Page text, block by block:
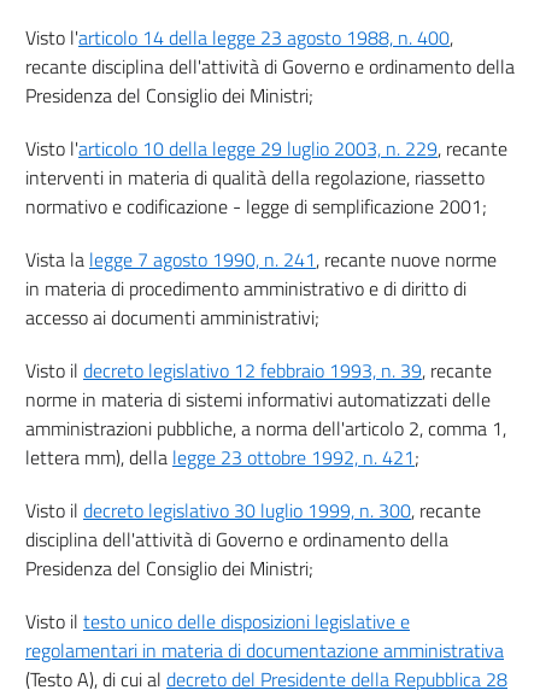
9
10
Sezione III
Organizzazione delle pubbliche amministrazioni Rapporti fra Stato, Regioni e
autonomie locali
13
13 bis
14 bis
15
16
17
18
18 bis
19
Capo II
((DOCUMENTO INFORMATICO, FIRME
Visto l'articolo 14 della legge 23 agosto 1988, n. 400,
recante disciplina dell'attività di Governo e ordinamento della
Presidenza del Consiglio dei Ministri;
Visto l'articolo 10 della legge 29 luglio 2003, n. 229, recante
interventi in materia di qualità della regolazione, riassetto
normativo e codificazione - legge di semplificazione 2001;
Vista la legge 7 agosto 1990, n. 241, recante nuove norme
in materia di procedimento amministrativo e di diritto di
accesso ai documenti amministrativi;
Visto il decreto legislativo 12 febbraio 1993, n. 39, recante
norme in materia di sistemi informativi automatizzati delle
amministrazioni pubbliche, a norma dell'articolo 2, comma 1,
lettera mm), della legge 23 ottobre 1992, n. 421;
Visto il decreto legislativo 30 luglio 1999, n. 300, recante
disciplina dell'attività di Governo e ordinamento della
Presidenza del Consiglio dei Ministri;
Visto il testo unico delle disposizioni legislative e
regolamentari in materia di documentazione amministrativa
(Testo A), di cui al decreto del Presidente della Repubblica 28